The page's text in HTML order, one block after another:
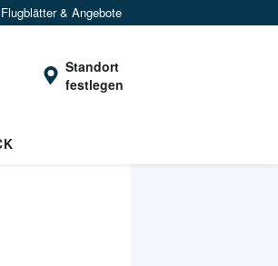
& Angebote
Standort
festlegen